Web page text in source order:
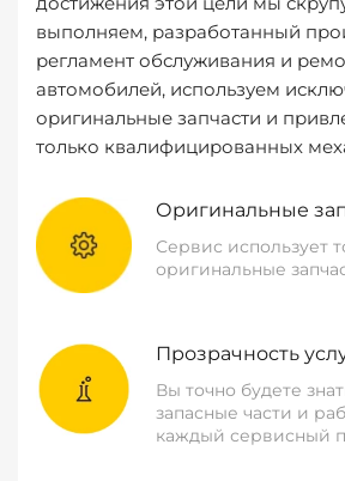
выполняем, разработанный
регламент обслуживания и
автомобилей, используем
оригинальные запчасти и
только квалифицированных
Оригинальные
Сервис использует
оригинальные
Прозрачность
Вы точно будете
запасные части и
каждый сервисный